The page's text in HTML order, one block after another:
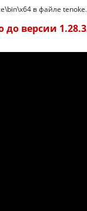
в файле
версии